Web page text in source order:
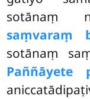
sotānaṃ
saṃvaraṃ
sotānaṃ
Paññāyete